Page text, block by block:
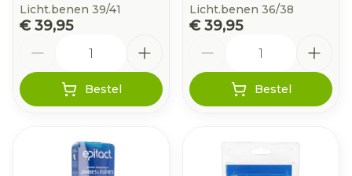
Licht.benen 39/41
€ 39,95
Bestel
Licht.benen 36/38
€ 39,95
Bestel